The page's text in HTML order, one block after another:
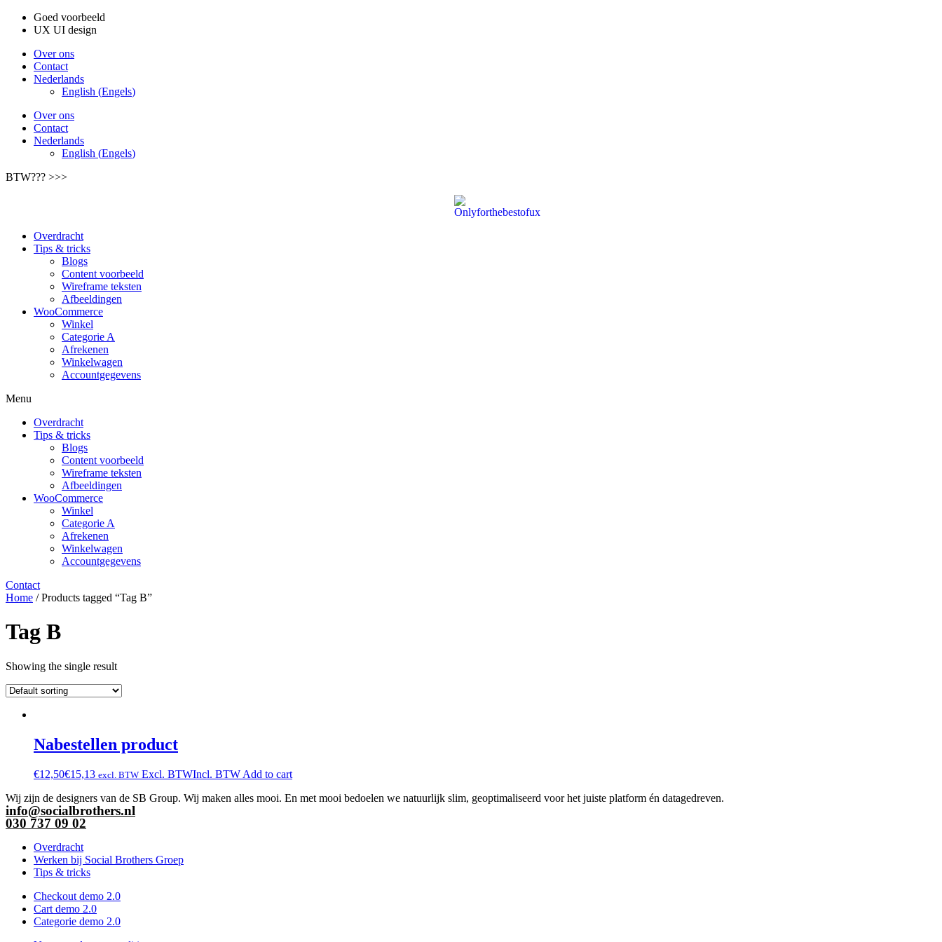
Skip
Goed voorbeeld
UX UI design
Over ons
Contact
Nederlands
English (Engels)
Over ons
Contact
Nederlands
English (Engels)
BTW??? >>>
Overdracht
Tips & tricks
Blogs
Content voorbeeld
Wireframe teksten
Afbeeldingen
WooCommerce
Winkel
Categorie A
Afrekenen
Winkelwagen
Accountgegevens
Menu
Overdracht
Tips & tricks
Blogs
Content voorbeeld
Wireframe teksten
Afbeeldingen
WooCommerce
Winkel
Categorie A
Afrekenen
Winkelwagen
Accountgegevens
Contact
Home / Products tagged “Tag B”
Tag B
Showing the single result
Nabestellen product
€12,50€15,13 excl. BTW Excl. BTWIncl. BTW Add to cart
Wij zijn de designers van de SB Group. Wij maken alles mooi. En met mooi bedoelen we natuurlijk slim, geoptimaliseerd voor het juiste platform én datagedreven.
info@socialbrothers.nl
030 737 09 02
Overdracht
Werken bij Social Brothers Groep
Tips & tricks
Checkout demo 2.0
Cart demo 2.0
Categorie demo 2.0